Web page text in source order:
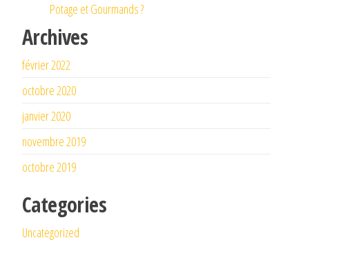
Potage et Gourmands ?
Archives
février 2022
octobre 2020
janvier 2020
novembre 2019
octobre 2019
Categories
Uncategorized